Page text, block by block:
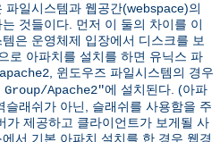
일시스템과 웹공간(webspace)의
것들이다. 먼저 이 둘의 차이를 이
은 운영체제 입장에서 디스크를 보
로 아파치를 설치를 하면 유닉스 파
, 윈도우즈 파일시스템의 경우
Apache2"에 설치된다. (아파
래쉬가 아닌, 슬래쉬를 사용함을 주
가 제공하고 클라이언트가 보게될 사
서 기본 아파치 설치를 한 경우 웹경